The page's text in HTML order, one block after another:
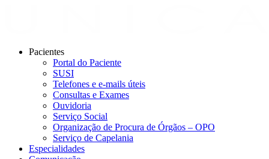
Pacientes
Portal do Paciente
SUSI
Telefones e e-mails úteis
Consultas e Exames
Ouvidoria
Serviço Social
Organização de Procura de Órgãos – OPO
Serviço de Capelania
Especialidades